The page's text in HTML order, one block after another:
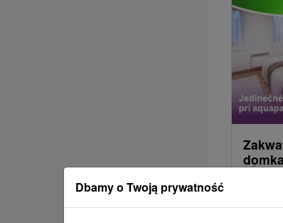
Dbamy o Twoją prywatność